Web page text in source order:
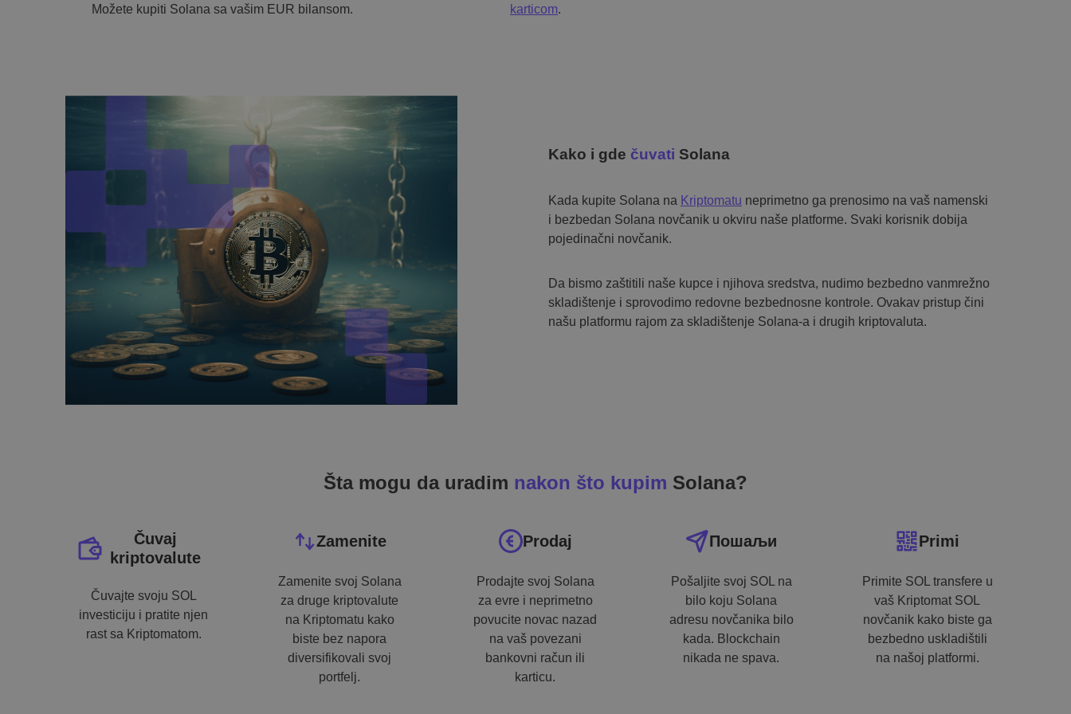
Možete kupiti Solana sa vašim EUR bilansom.
karticom.
Kako i gde čuvati Solana
Kada kupite Solana na Kriptomatu neprimetno ga prenosimo na vaš namenski
i bezbedan Solana novčanik u okviru naše platforme. Svaki korisnik dobija
pojedinačni novčanik.
Da bismo zaštitili naše kupce i njihova sredstva, nudimo bezbedno vanmrežno
skladištenje i sprovodimo redovne bezbednosne kontrole. Ovakav pristup čini
našu platformu rajom za skladištenje Solana-a i drugih kriptovaluta.
Šta mogu da uradim nakon što kupim Solana?
Čuvaj
kriptovalute
Čuvajte svoju SOL
investiciju i pratite njen
rast sa Kriptomatom.
Zamenite
Zamenite svoj Solana
za druge kriptovalute
na Kriptomatu kako
biste bez napora
diversifikovali svoj
portfelj.
Prodaj
Prodajte svoj Solana
za evre i neprimetno
povucite novac nazad
na vaš povezani
bankovni račun ili
karticu.
Пошаљи
Pošaljite svoj SOL na
bilo koju Solana
adresu novčanika bilo
kada. Blockchain
nikada ne spava.
Primi
Primite SOL transfere u
vaš Kriptomat SOL
novčanik kako biste ga
bezbedno uskladištili
na našoj platformi.